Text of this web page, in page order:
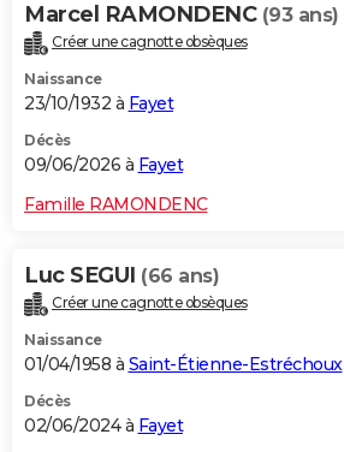
Alimentation
Guide de la santé
Maladies
Médicaments
Sommeil
VOYAGE
Destinations
City break
Voyage nature
Voyage de noces
Forum
Climat
+PHOTO
GUIDES D'ACHAT
Carte de Noël
Carte Bonne année
Carte Saint-Valentin
Carte Pâques
Carte d'anniversaire
DICTIONNAIRE
Dictionnaire
Biographies
Citations
Expressions
Proverbes
PROGRAMME TV
S'inscrire
Se connecter
Lycées
Collèges
Primaires
Universités
Entreprises
Service militaire
Avis de recherche
AVIS DE DÉCÈS
Marcel RAMONDENC (93 ans)
Créer une cagnotte obsèques
Naissance
23/10/1932 à Fayet
Décès
09/06/2026 à Fayet
Famille RAMONDENC
Luc SEGUI (66 ans)
Créer une cagnotte obsèques
Naissance
01/04/1958 à Saint-Étienne-Estréchoux
Décès
02/06/2024 à Fayet